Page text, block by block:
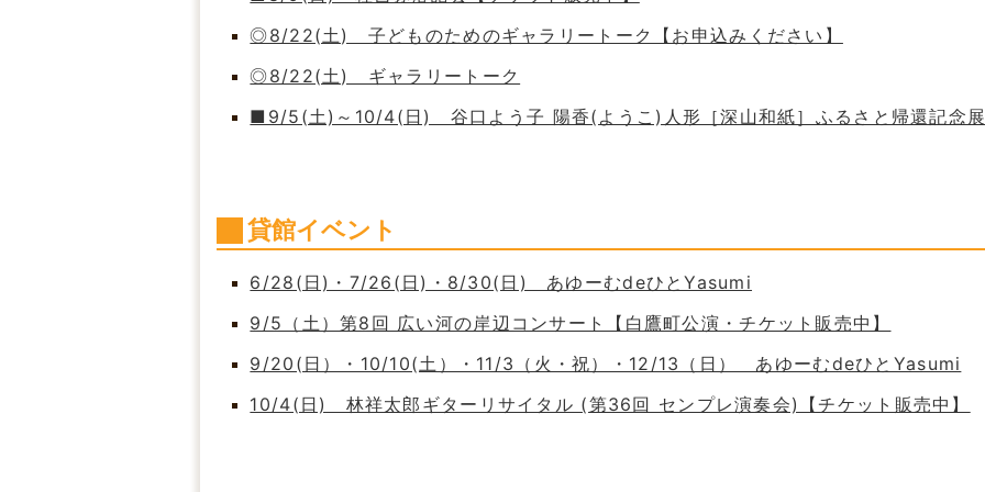
◎8/22(土) 子どものためのギャラリートーク【お申込みください】
◎8/22(土) ギャラリートーク
■9/5(土)～10/4(日) 谷口よう子 陽香(ようこ)人形［深山和紙］ふるさと帰還記念
貸館イベント
6/28(日)・7/26(日)・8/30(日) あゆーむdeひとYasumi
9/5（土）第8回 広い河の岸辺コンサート【白鷹町公演・チケット販売中】
9/20(日）・10/10(土）・11/3（火・祝）・12/13（日） あゆーむdeひとYasumi
10/4(日) 林祥太郎ギターリサイタル (第36回 センプレ演奏会)【チケット販売中】